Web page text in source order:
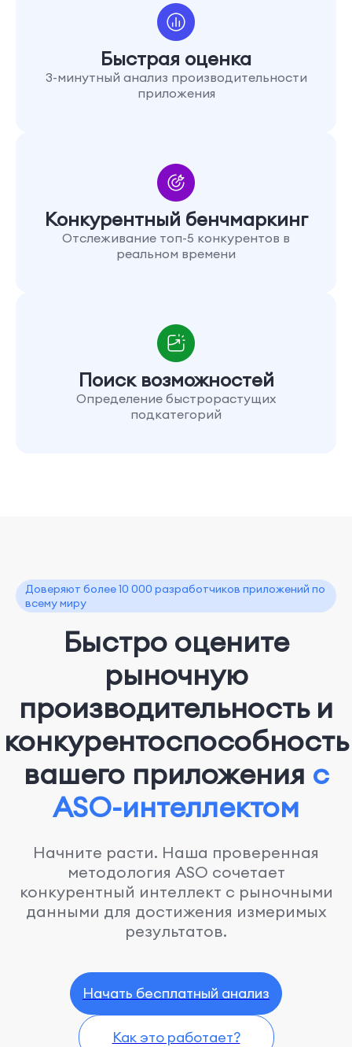
Быстрая оценка
3-минутный анализ производительности
приложения
Конкурентный бенчмаркинг
Отслеживание топ-5 конкурентов в
реальном времени
Поиск возможностей
Определение быстрорастущих
подкатегорий
Доверяют более 10 000 разработчиков приложений по
всему миру
Быстро оцените
рыночную
производительность и
конкурентоспособность
вашего приложения с
ASO-интеллектом
Начните расти. Наша проверенная
методология ASO сочетает
конкурентный интеллект с рыночными
данными для достижения измеримых
результатов.
Начать бесплатный анализ
Как это работает?